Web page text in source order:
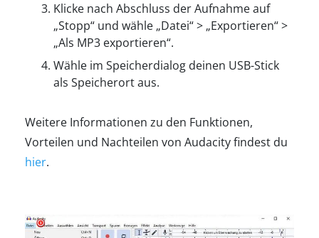
Klicke nach Abschluss der Aufnahme auf
„Stopp“ und wähle „Datei“ > „Exportieren“ >
„Als MP3 exportieren“.
Wähle im Speicherdialog deinen USB-Stick
als Speicherort aus.
Weitere Informationen zu den Funktionen,
Vorteilen und Nachteilen von Audacity findest du
hier.